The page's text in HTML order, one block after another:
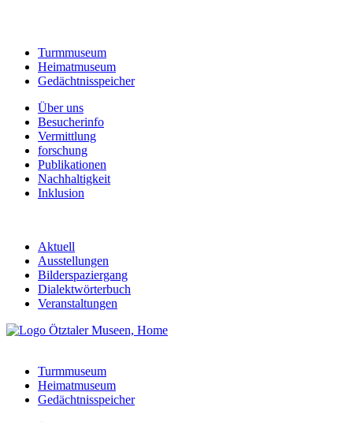
Turmmuseum
Heimatmuseum
Gedächtnisspeicher
Über uns
Besucherinfo
Vermittlung
forschung
Publikationen
Nachhaltigkeit
Inklusion
Aktuell
Ausstellungen
Bilderspaziergang
Dialektwörterbuch
Veranstaltungen
Turmmuseum
Heimatmuseum
Gedächtnisspeicher